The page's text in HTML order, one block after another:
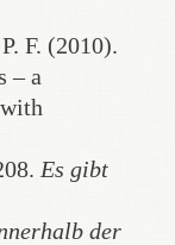
F. (2010).
– a
Es gibt
der